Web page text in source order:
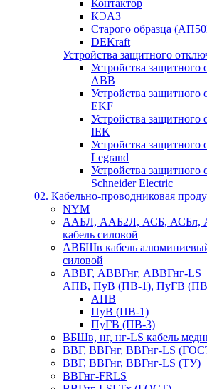
Контактор
КЭАЗ
Старого образца
DEKraft
Устройства защитного
Устройства
ABB
Устройства
EKF
Устройства
IEK
Устройства
Legrand
Устройства
Schneider Electric
02. Кабельно-проводниковая
NYM
ААБЛ, ААБ2Л, АСБ,
кабель силовой
АВБШв кабель
силовой
АВВГ, АВВГнг, АВВГнг-LS
АПВ, ПуВ (ПВ-1), ПуГВ
АПВ
ПуВ (ПВ-1)
ПуГВ (ПВ-3)
ВБШв, нг, нг-LS кабель
ВВГ, ВВГнг, ВВГнг-LS
ВВГ, ВВГнг, ВВГнг-LS (ТУ)
ВВГнг-FRLS